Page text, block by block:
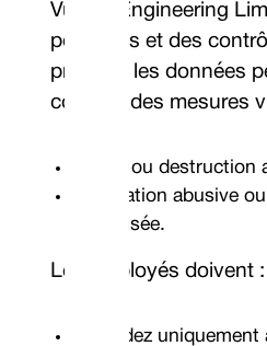
Vulcan Engineering
politiques et des
protéger les données
compris des mesures
Perte ou destruction
Utilisation abusive
autorisée.
Les employés doivent :
Accédez